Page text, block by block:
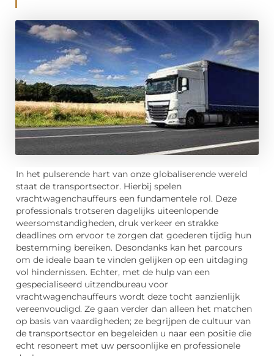
In het pulserende hart van onze globaliserende wereld
staat de transportsector. Hierbij spelen
vrachtwagenchauffeurs een fundamentele rol. Deze
professionals trotseren dagelijks uiteenlopende
weersomstandigheden, druk verkeer en strakke
deadlines om ervoor te zorgen dat goederen tijdig hun
bestemming bereiken. Desondanks kan het parcours
om de ideale baan te vinden gelijken op een uitdaging
vol hindernissen. Echter, met de hulp van een
gespecialiseerd uitzendbureau voor
vrachtwagenchauffeurs wordt deze tocht aanzienlijk
vereenvoudigd. Ze gaan verder dan alleen het matchen
op basis van vaardigheden; ze begrijpen de cultuur van
de transportsector en begeleiden u naar een positie die
echt resoneert met uw persoonlijke en professionele